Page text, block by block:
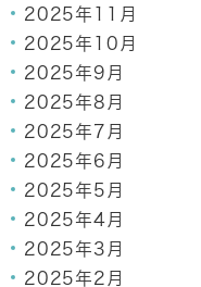
2025年11月
2025年10月
2025年9月
2025年8月
2025年7月
2025年6月
2025年5月
2025年4月
2025年3月
2025年2月